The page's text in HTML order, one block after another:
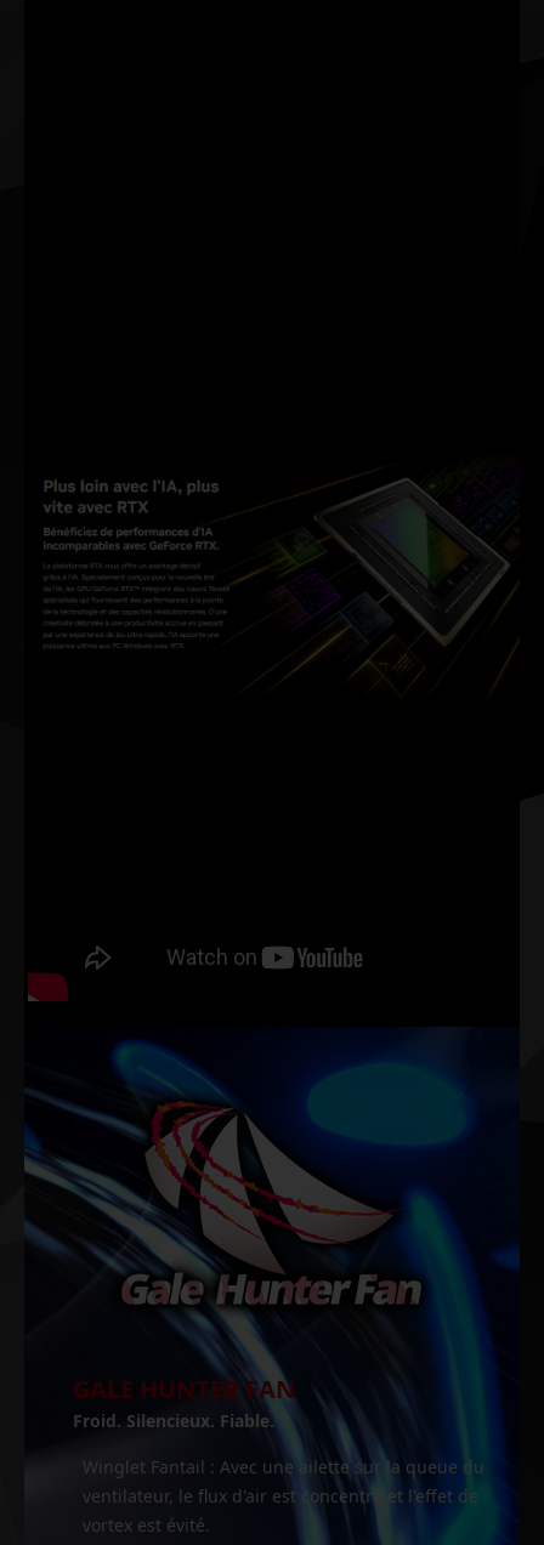
GALE HUNTER FAN
Froid. Silencieux. Fiable.
Winglet Fantail : Avec une ailette sur la queue du
ventilateur, le flux d'air est concentré et l'effet de
vortex est évité.